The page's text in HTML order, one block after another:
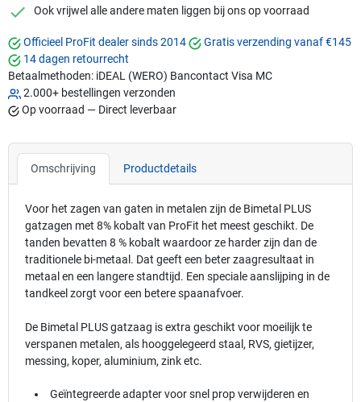
checkmark
Ook vrijwel alle andere maten liggen bij ons op voorraad
Officieel ProFit dealer sinds 2014
Gratis verzending vanaf €145
14 dagen retourrecht
Betaalmethoden: iDEAL (WERO) Bancontact Visa MC
2.000+ bestellingen verzonden
Op voorraad — Direct leverbaar
Omschrijving Productdetails
Voor het zagen van gaten in metalen zijn de Bimetal PLUS
gatzagen met 8% kobalt van ProFit het meest geschikt. De
tanden bevatten 8 % kobalt waardoor ze harder zijn dan de
traditionele bi-metaal. Dat geeft een beter zaagresultaat in
metaal en een langere standtijd. Een speciale aanslijping in de
tandkeel zorgt voor een betere spaanafvoer.
De Bimetal PLUS gatzaag is extra geschikt voor moeilijk te
verspanen metalen, als hooggelegeerd staal, RVS, gietijzer,
messing, koper, aluminium, zink etc.
Geïntegreerde adapter voor snel prop verwijderen en